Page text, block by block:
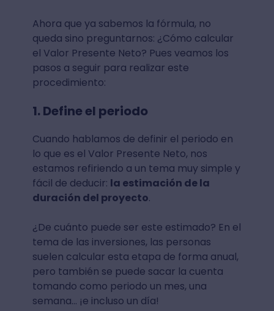
Ahora que ya sabemos la fórmula, no
queda sino preguntarnos: ¿Cómo calcular
el Valor Presente Neto? Pues veamos los
pasos a seguir para realizar este
procedimiento:
1. Define el periodo
Cuando hablamos de definir el periodo en
lo que es el Valor Presente Neto, nos
estamos refiriendo a un tema muy simple y
fácil de deducir: la estimación de la
duración del proyecto.
¿De cuánto puede ser este estimado? En el
tema de las inversiones, las personas
suelen calcular esta etapa de forma anual,
pero también se puede sacar la cuenta
tomando como periodo un mes, una
semana... ¡e incluso un día!